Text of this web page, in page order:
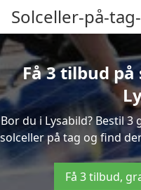
Solceller-på-
Få 3 tilbud
Bor du i Lysabild? Bestil
solceller på tag og find
Få 3 tilbud,